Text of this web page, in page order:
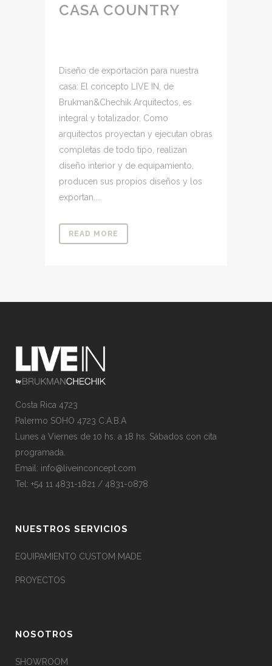
CASA COUNTRY
Diseño de exportación para nuestra
casa: El concepto LIVE IN, de
Brukman&Chechik Arquitectos, es
integral y totalizador. Como
arquitectos proyectan y ejecutan obras
completas de todo tipo, realizan
diseño interior y de equipamiento,
producen sus propios diseños y los
exportan....
READ MORE
Costa Rica 4723
Palermo SOHO 4723 C.A.B.A
Lunes a Viernes de 10 hs. a 18 hs. Sábados con cita
programada.
Email: info@liveinconcept.com
Tel: +54 11 4831-1821 / 4831-0878
NUESTROS SERVICIOS
EQUIPAMIENTO CUSTOM MADE
PROYECTOS
NOSOTROS
SHOWROOM